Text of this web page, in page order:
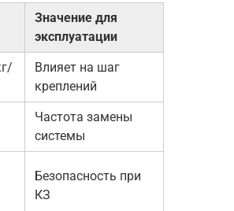
Значение для
эксплуатации
Влияет на шаг
креплений
Частота замены
системы
Безопасность при
КЗ